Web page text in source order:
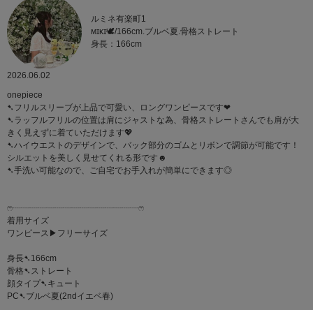
ルミネ有楽町1
ᴍɪᴋɪ🕊/166cm.ブルベ夏.骨格ストレート
身長：166cm
2026.06.02
onepiece
➷フリルスリーブが上品で可愛い、ロングワンピースです❤︎
➷ラッフルフリルの位置は肩にジャストな為、骨格ストレートさんでも肩が大
きく見えずに着ていただけます💖
➷ハイウエストのデザインで、バック部分のゴムとリボンで調節が可能です！
シルエットを美しく見せてくれる形です☻
➷手洗い可能なので、ご自宅でお手入れが簡単にできます◎
ෆ‪┈┈┈┈┈┈┈┈┈┈┈┈┈┈┈ෆ‪
着用サイズ
ワンピース▶︎フリーサイズ
身長➷166cm
骨格➷ストレート
顔タイプ➷キュート
PC➷ブルベ夏(2ndイエベ春)